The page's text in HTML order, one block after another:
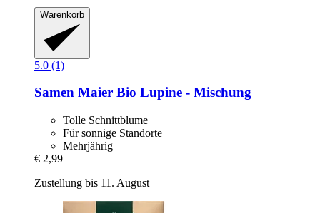
Warenkorb
5.0 (1)
Samen Maier Bio Lupine -​ Mischung
Tolle Schnittblume
Für sonnige Standorte
Mehrjährig
€ 2,99
Zustellung bis 11. August